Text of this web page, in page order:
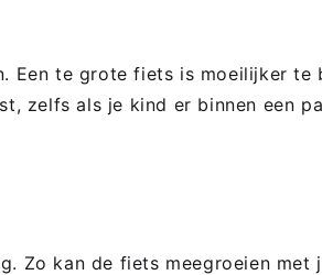
Een te grote fiets is moeilijker te
zelfs als je kind er binnen een
Zo kan de fiets meegroeien met